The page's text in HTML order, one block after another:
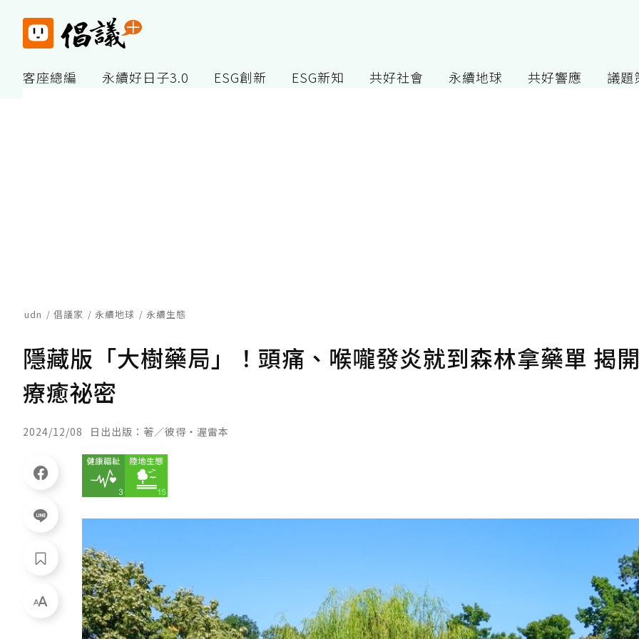
客座總編 永續好日子3.0 ESG創新 ESG新知 共好社會 永續地球 共好響應 議題
udn 倡議家 永續地球 永續生態
隱藏版「大樹藥局」！頭痛、喉嚨發炎就到森林拿藥單 揭
療癒祕密
2024/12/08 日出出版：著／彼得・渥雷本